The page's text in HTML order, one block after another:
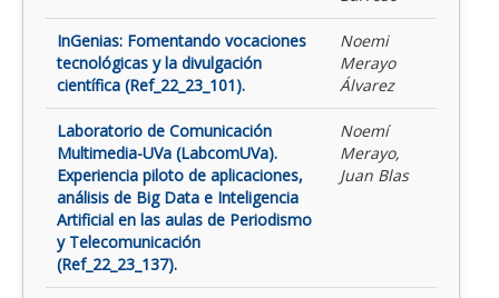
InGenias: Fomentando vocaciones
tecnológicas y la divulgación
científica (Ref_22_23_101).
Noemi
Merayo
Álvarez
Laboratorio de Comunicación
Multimedia-UVa (LabcomUVa).
Experiencia piloto de aplicaciones,
análisis de Big Data e Inteligencia
Artificial en las aulas de Periodismo
y Telecomunicación
(Ref_22_23_137).
Noemí
Merayo,
Juan Blas